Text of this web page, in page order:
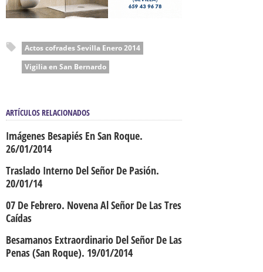
Actos cofrades Sevilla Enero 2014
Vigilia en San Bernardo
ARTÍCULOS RELACIONADOS
Imágenes Besapiés En San Roque.
26/01/2014
Traslado Interno Del Señor De Pasión.
20/01/14
07 De Febrero. Novena Al Señor De Las Tres
Caídas
Besamanos Extraordinario Del Señor De Las
Penas (San Roque). 19/01/2014